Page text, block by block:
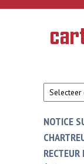
Overslaan en naar de
Geschiedenis
van de
NOTICE